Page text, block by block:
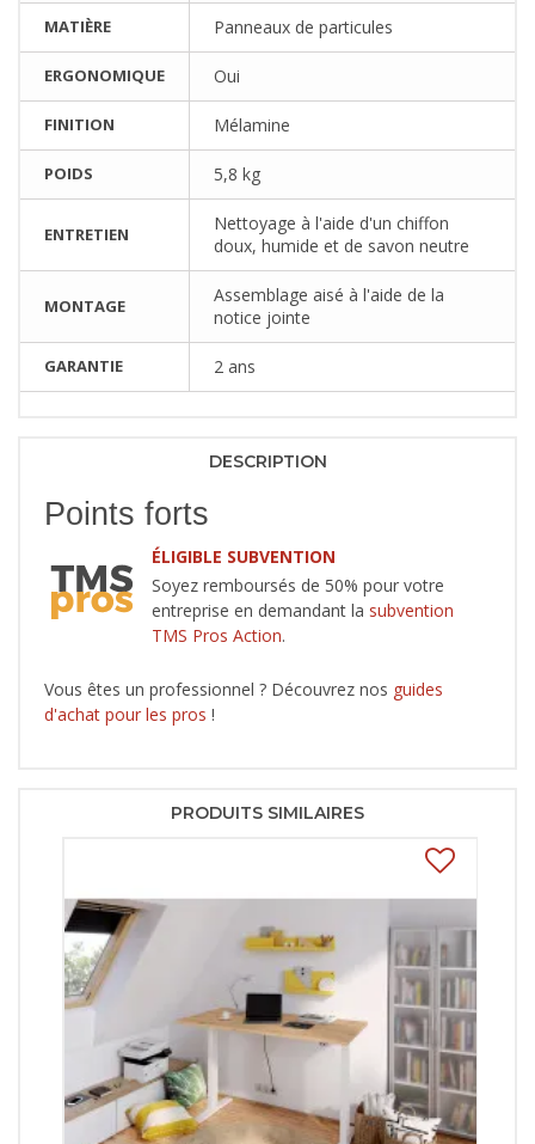
MATIÈRE Panneaux de particules
ERGONOMIQUE Oui
FINITION Mélamine
POIDS 5,8 kg
ENTRETIEN
Nettoyage à l'aide d'un chiffon
doux, humide et de savon neutre
MONTAGE
Assemblage aisé à l'aide de la
notice jointe
GARANTIE 2 ans
DESCRIPTION
Points forts
ÉLIGIBLE SUBVENTION
Soyez remboursés de 50% pour votre
entreprise en demandant la subvention
TMS Pros Action.
Vous êtes un professionnel ? Découvrez nos guides
d'achat pour les pros !
PRODUITS SIMILAIRES